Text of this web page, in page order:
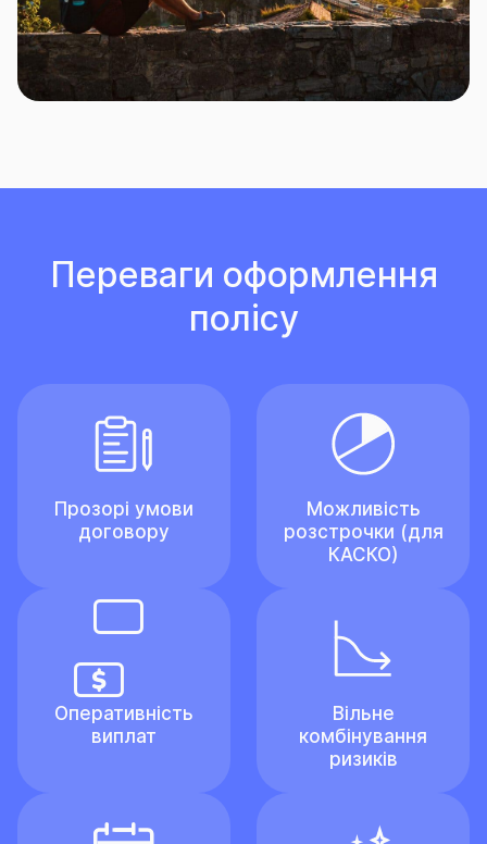
Переваги оформлення
полісу
Прозорі умови
договору
Можливість
розстрочки (для
КАСКО)
Оперативність
виплат
Вільне
комбінування
ризиків